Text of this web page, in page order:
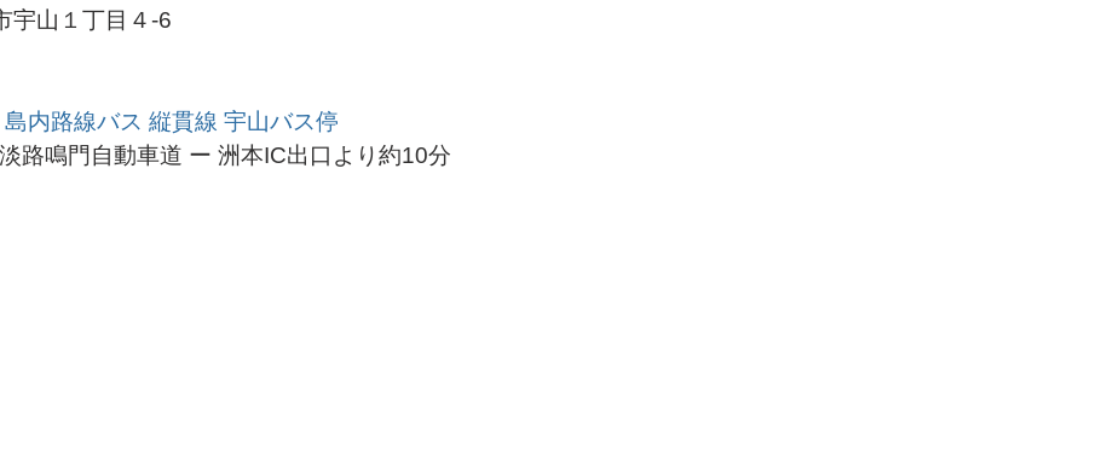
山１丁目４-6
内路線バス 縦貫線 宇山バス停
路鳴門自動車道 ー 洲本IC出口より約10分